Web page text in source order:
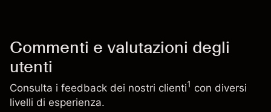
Commenti e valutazioni degli
utenti
Consulta i feedback dei nostri clienti1 con diversi
livelli di esperienza.